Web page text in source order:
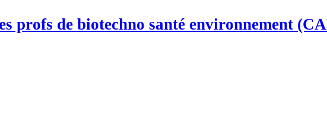
profs de biotechno santé environnement